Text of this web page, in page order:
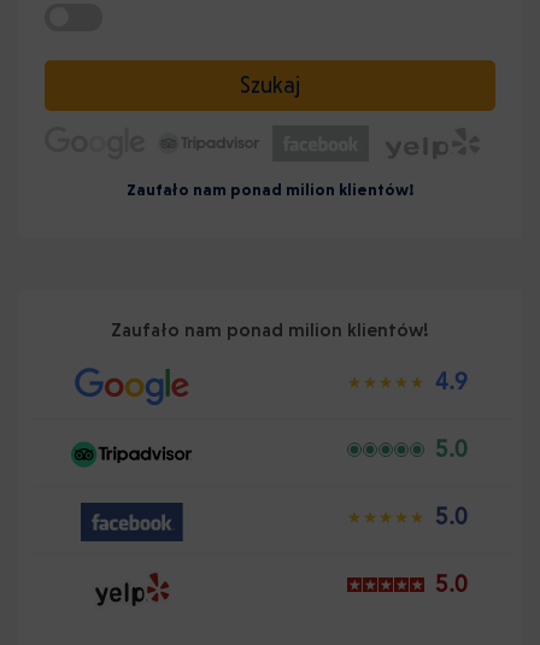
Szukaj
Zaufało nam ponad milion klientów!
Zaufało nam ponad milion klientów!
4.9
5.0
5.0
5.0